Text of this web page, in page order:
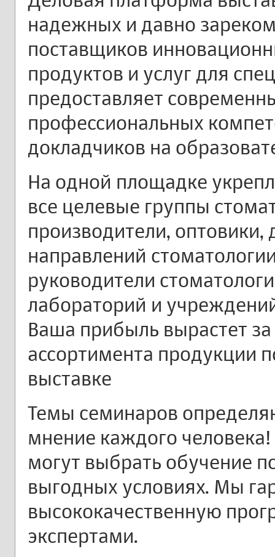
надежных и давно
поставщиков
продуктов и услуг для
предоставляет
профессиональных
докладчиков на
На одной площадке
все целевые группы
производители, оптовики,
направлений
руководители
лабораторий и
Ваша прибыль вырастет
ассортимента продукции
выставке
Темы семинаров
мнение каждого
могут выбрать обучение
выгодных условиях. Мы
высококачественную
экспертами.